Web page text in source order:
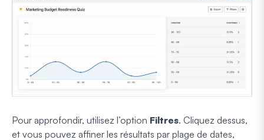
Pour approfondir, utilisez l’option Filtres. Cliquez dessus,
et vous pouvez affiner les résultats par plage de dates,